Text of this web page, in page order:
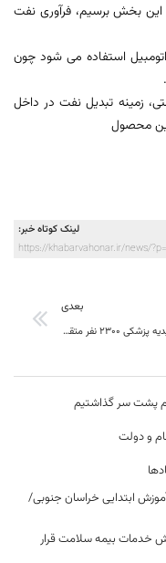
این بخش برسیم، فرآوری نفت
استفاده می شود چون
زمینه تبدیل نفت در داخل
محصول
لینک کوتاه خبر:
https://khabarvahonar.ir/news/
بعدی
صدور تاییدیه پزشکی 2300 نفر متقاضی حج تمتع در خراسان جنوبی
پشت سر گذاشتیم
و دولت
ابتدایی خراسان جنوبی/
خدمات بیمه سلامت قرار